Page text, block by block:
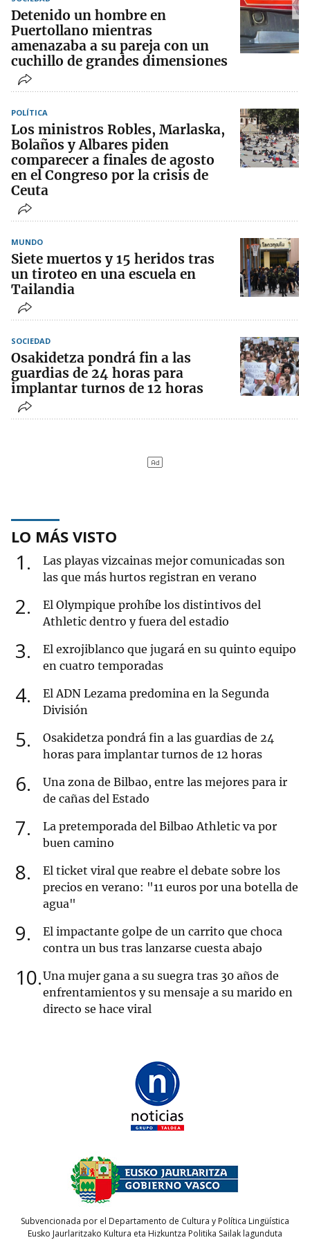
Detenido un hombre en
Puertollano mientras
amenazaba a su pareja con un
cuchillo de grandes dimensiones
POLÍTICA
Los ministros Robles, Marlaska,
Bolaños y Albares piden
comparecer a finales de agosto
en el Congreso por la crisis de
Ceuta
MUNDO
Siete muertos y 15 heridos tras
un tiroteo en una escuela en
Tailandia
SOCIEDAD
Osakidetza pondrá fin a las
guardias de 24 horas para
implantar turnos de 12 horas
LO MÁS VISTO
1
Las playas vizcainas mejor comunicadas son
las que más hurtos registran en verano
2
El Olympique prohíbe los distintivos del
Athletic dentro y fuera del estadio
3
El exrojiblanco que jugará en su quinto equipo
en cuatro temporadas
4
El ADN Lezama predomina en la Segunda
División
5
Osakidetza pondrá fin a las guardias de 24
horas para implantar turnos de 12 horas
6
Una zona de Bilbao, entre las mejores para ir
de cañas del Estado
7
La pretemporada del Bilbao Athletic va por
buen camino
8
El ticket viral que reabre el debate sobre los
precios en verano: "11 euros por una botella de
agua"
9
El impactante golpe de un carrito que choca
contra un bus tras lanzarse cuesta abajo
10 Una mujer gana a su suegra tras 30 años de
enfrentamientos y su mensaje a su marido en
directo se hace viral
Subvencionada por el Departamento de Cultura y Política Lingüística
Eusko Jaurlaritzako Kultura eta Hizkuntza Politika Sailak lagunduta